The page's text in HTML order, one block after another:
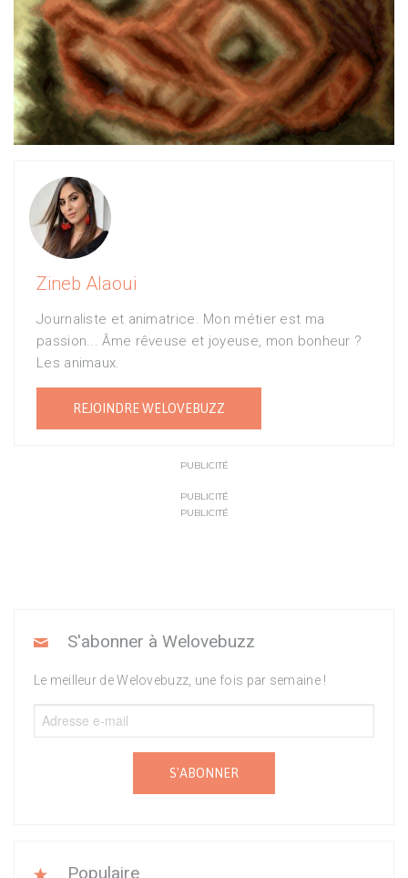
Zineb Alaoui
Journaliste et animatrice. Mon métier est ma
passion... Âme rêveuse et joyeuse, mon bonheur ?
Les animaux.
REJOINDRE WELOVEBUZZ
PUBLICITÉ
PUBLICITÉ
PUBLICITÉ
S'abonner à Welovebuzz
Le meilleur de Welovebuzz, une fois par semaine !
S'ABONNER
Populaire